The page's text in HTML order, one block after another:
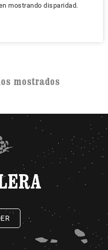
mostrando disparidad.
mostrados